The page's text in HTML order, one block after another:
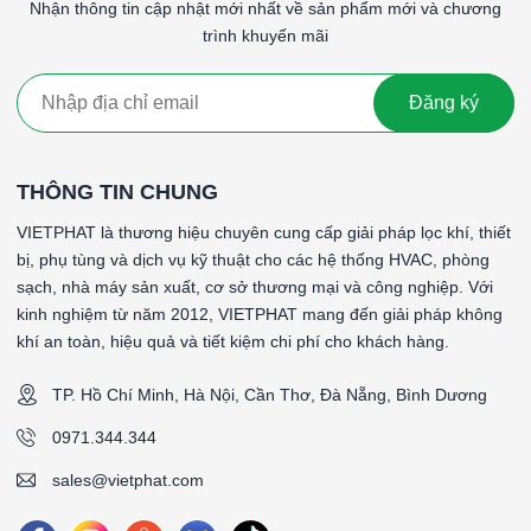
sạch và các cơ sở y tế.
Lọc thô G4 khung nhôm là một giải pháp hiệu quả cho việc loại
và hệ thống, cũng như cải thiện chất lượng không khí tổng thể
#Lọc thô G4 khung nhôm 289x391x46mmLọc thô G4 khung
nhôm 289x391x46mmLọc thô G4 khung nhôm
289x391x46mmLọc thô G4 khung nhôm 289x391x46mm
####
*Tên sản phẩm: PreWash - Lọc thô dạng sóng gắn ty
*Cấp độ lọc: G4 (90-95%)
*Vật liệu lọc: Sợi tổng hợp
*Vật liệu khung: Khung nhôm định hình
Nhận thông tin cập nhật mới nhất về sản phẩm mới và chương
trình khuyến mãi
Đăng ký
THÔNG TIN CHUNG
VIETPHAT là thương hiệu chuyên cung cấp giải pháp lọc khí, thiết
bị, phụ tùng và dịch vụ kỹ thuật cho các hệ thống HVAC, phòng
sạch, nhà máy sản xuất, cơ sở thương mại và công nghiệp. Với
kinh nghiệm từ năm 2012, VIETPHAT mang đến giải pháp không
khí an toàn, hiệu quả và tiết kiệm chi phí cho khách hàng.
TP. Hồ Chí Minh, Hà Nội, Cần Thơ, Đà Nẵng, Bình Dương
0971.344.344
sales@vietphat.com